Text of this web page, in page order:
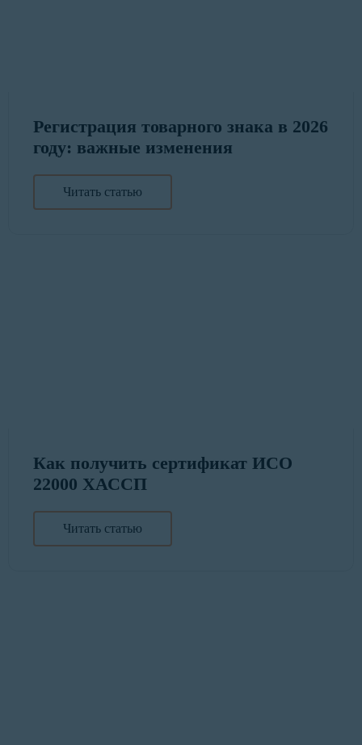
Регистрация товарного знака в 2026
году: важные изменения
Читать статью
Как получить сертификат ИСО
22000 ХАССП
Читать статью